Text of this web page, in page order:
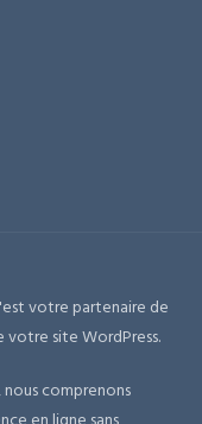
votre partenaire de
votre site WordPress.
comprenons